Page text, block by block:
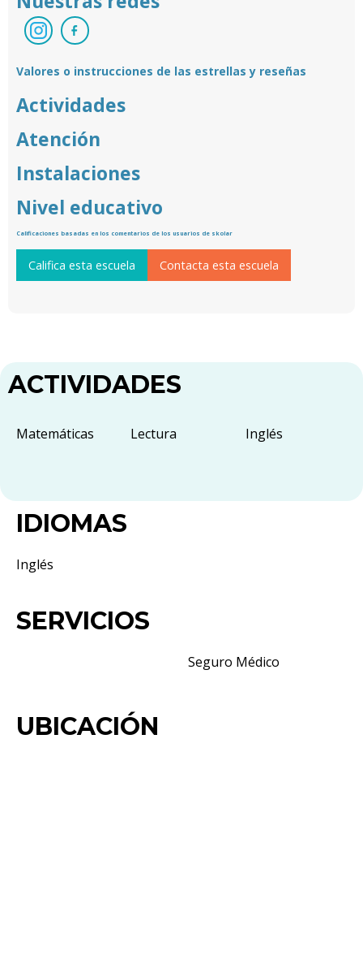
Valores o instrucciones de las estrellas y reseñas
Actividades
Atención
Instalaciones
Nivel educativo
Calificaciones basadas en los comentarios de los usuarios de skolar
Califica esta escuela Contacta esta escuela
ACTIVIDADES
Matemáticas Lectura Inglés
IDIOMAS
Inglés
SERVICIOS
Seguro Médico
UBICACIÓN